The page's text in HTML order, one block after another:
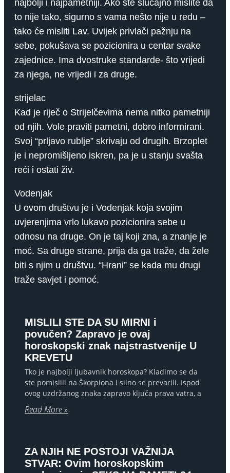
najbolji i najpametniji. Ako ste slučajno mislite da
to nije tako, sigurno s vama nešto nije u redu –
tako će misliti Lav. Uvijek privlači pažnju na
sebe, pokušava se pozicionira u centar svake
zajednice. Ima dvostruke standarde- što vrijedi
za njega, ne vrijedi i za druge.
strijelac
Kad je riječ o Strijelčevima nema nitko pametniji
od njih. Vole praviti pametni, dobro informirani.
Svoj “prljavo rublje” skrivaju od drugih. Brzoplet
je i nepromišljeno iskren, pa je u stanju svašta
reći i ostati živ.
Vodenjak
U ovom društvu je i Vodenjak koja svojim
uvjerenjima vrlo lukavo pozicionira sebe u
odnosu na druge. On je taj koji zna, a znanje je
moć. Sa druge strane, prija da ga traže, da žele
biti s njim u društvu. “Hrani” se kada mu drugi
traže savjet i pomoć.
MISLILI STE DA SU MIRNI i
povučen? Zapravo je ovaj
horoskopski znak najstrastvenije U
KREVETU
Tko je najbolji ljubavnik horoskopa? Kladimo se da
ste pomislili na Škorpiona i silno se prevarili. Ispod
ovog uzdržanog znaka zapravo ključa prava vatra, a
Read More »
ZA NJIH NE POSTOJI VAŽNIJA
STVAR: Ovim horoskopskim